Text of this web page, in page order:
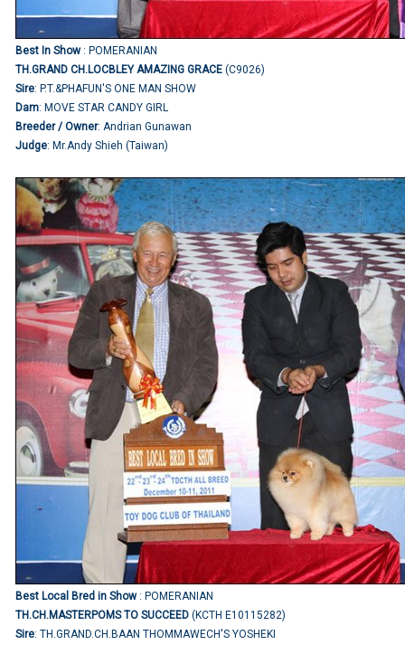
Best In Show : POMERANIAN
TH.GRAND CH.LOCBLEY AMAZING GRACE (C9026)
Sire: P.T.&PHAFUN'S ONE MAN SHOW
Dam: MOVE STAR CANDY GIRL
Breeder / Owner: Andrian Gunawan
Judge: Mr.Andy Shieh (Taiwan)
Best Local Bred in Show: POMERANIAN
TH.CH.MASTERPOMS TO SUCCEED (KCTH E10115282)
Sire: TH.GRAND.CH.BAAN THOMMAWECH'S YOSHEKI